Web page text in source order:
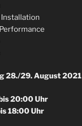
Installation
28./29. August 2021
20:00 Uhr
18:00 Uhr